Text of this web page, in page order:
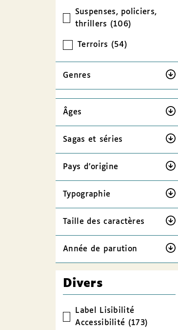
Suspenses, policiers,
thrillers (106)
Terroirs (54)
Genres
Âges
Sagas et séries
Pays d’origine
Typographie
Taille des caractères
Année de parution
Divers
Label Lisibilité
Accessibilité (173)